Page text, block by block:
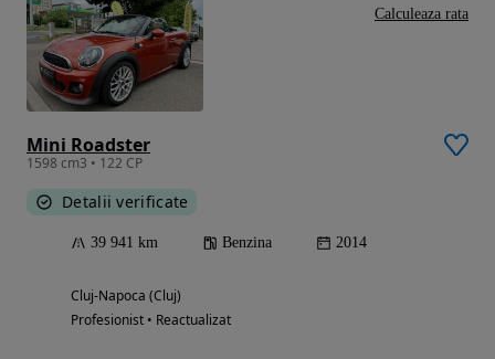
Mini Roadster
1598 cm3 • 122 CP
Detalii verificate
39 941 km Benzina 2014
Cluj-Napoca (Cluj)
Profesionist • Reactualizat
Calculeaza rata